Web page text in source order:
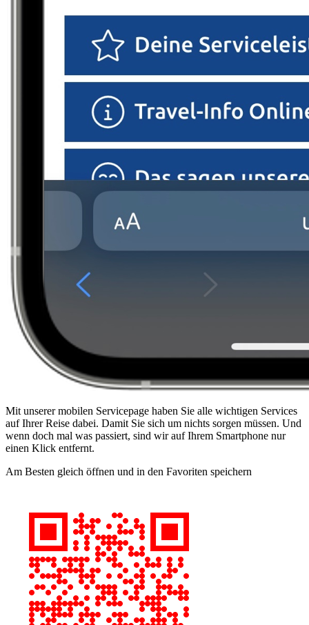
Mit unserer mobilen Servicepage haben Sie alle wichtigen Services
auf Ihrer Reise dabei. Damit Sie sich um nichts sorgen müssen. Und
wenn doch mal was passiert, sind wir auf Ihrem Smartphone nur
einen Klick entfernt.
Am Besten gleich öffnen und in den Favoriten speichern